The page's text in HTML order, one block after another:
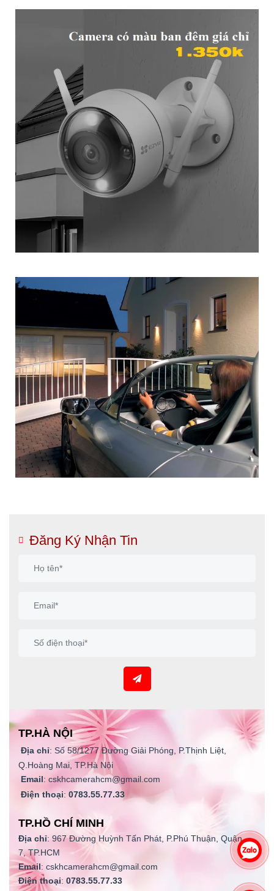
Đăng Ký Nhận Tin
TP.HÀ NỘI
Địa chỉ: Số 58/1277 Đường Giải Phóng, P.Thịnh Liệt,
Q.Hoàng Mai, TP.Hà Nội
Email: cskhcamerahcm@gmail.com
Điện thoại: 0783.55.77.33
TP.HỒ CHÍ MINH
Địa chỉ: 967 Đường Huỳnh Tấn Phát, P.Phú Thuận, Quận
7, TP.HCM
Email: cskhcamerahcm@gmail.com
Điện thoại: 0783.55.77.33